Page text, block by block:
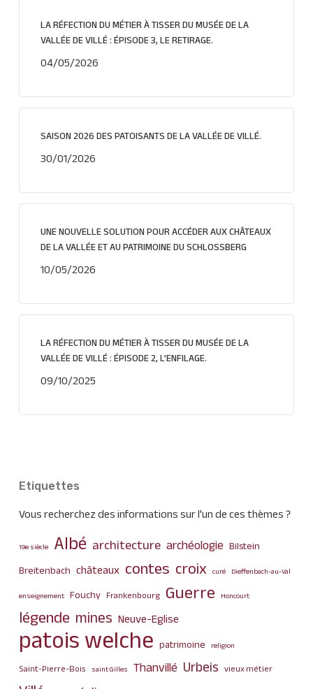
LA RÉFECTION DU MÉTIER À TISSER DU MUSÉE DE LA
VALLÉE DE VILLÉ : ÉPISODE 3, LE RETIRAGE.
04/05/2026
SAISON 2026 DES PATOISANTS DE LA VALLÉE DE VILLÉ.
30/01/2026
UNE NOUVELLE SOLUTION POUR ACCÉDER AUX CHÂTEAUX
DE LA VALLÉE ET AU PATRIMOINE DU SCHLOSSBERG
10/05/2026
LA RÉFECTION DU MÉTIER À TISSER DU MUSÉE DE LA
VALLÉE DE VILLÉ : ÉPISODE 2, L’ENFILAGE.
09/10/2025
Etiquettes
Vous recherchez des informations sur l'un de ces thèmes ?
19e siècle Albé architecture archéologie Bilstein
Breitenbach châteaux contes croix curé Dieffenbach-au-Val
enseignement Fouchy Frankenbourg Guerre Honcourt
légende mines Neuve-Eglise
patois welche patrimoine religion
Saint-Pierre-Bois saint Gilles Thanvillé Urbeis vieux métier